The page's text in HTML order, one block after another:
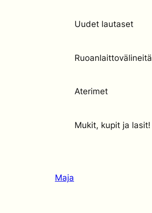
Uudet lautaset
Ruoanlaittovälineitä
Aterimet
Mukit, kupit ja lasit!
Maja